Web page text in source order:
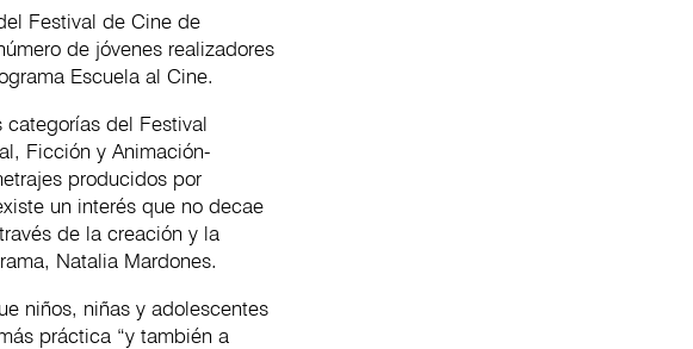
Festival de Cine de
de jóvenes realizadores
Escuela al Cine.
categorías del Festival
Ficción y Animación-
producidos por
un interés que no decae
de la creación y la
Natalia Mardones.
niños, niñas y adolescentes
práctica “y también a